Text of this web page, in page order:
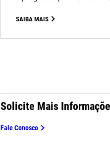
SAIBA MAIS
Solicite Mais
Fale Conosco